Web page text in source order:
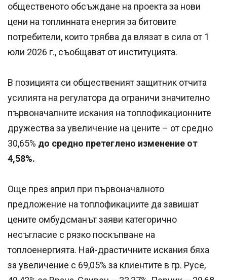
общественото обсъждане на проекта за нови
цени на топлинната енергия за битовите
потребители, които трябва да влязат в сила от 1
юли 2026 г., съобщават от институцията.
В позицията си общественият защитник отчита
усилията на регулатора да ограничи значително
първоначалните искания на топлофикационните
дружества за увеличение на цените – от средно
30,65% до средно претеглено изменение от
4,58%.
Още през април при първоначалното
предложение на топлофикациите да завишат
цените омбудсманът заяви категорично
несъгласие с рязко поскъпване на
топлоенергията. Най-драстичните искания бяха
за увеличение с 69,05% за клиентите в гр. Русе,